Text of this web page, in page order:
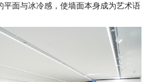
平面与冰冷感，使墙面本身成为艺术语